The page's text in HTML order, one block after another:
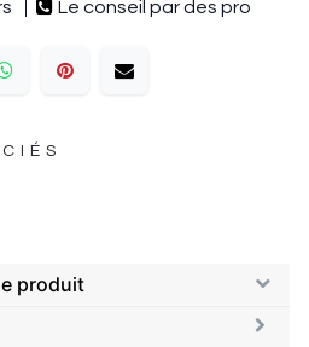
Le conseil par des pro
produit